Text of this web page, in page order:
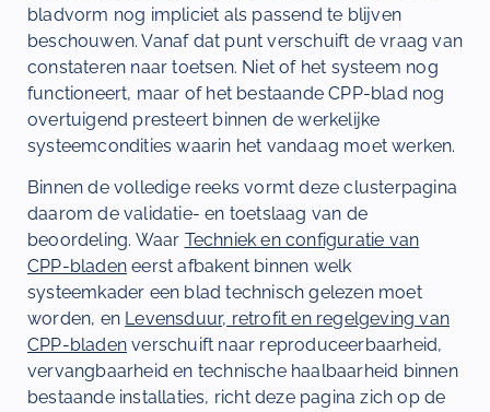
bladvorm nog impliciet als passend te blijven
beschouwen. Vanaf dat punt verschuift de vraag van
constateren naar toetsen. Niet of het systeem nog
functioneert, maar of het bestaande CPP-blad nog
overtuigend presteert binnen de werkelijke
systeemcondities waarin het vandaag moet werken.
Binnen de volledige reeks vormt deze clusterpagina
daarom de validatie- en toetslaag van de
beoordeling. Waar Techniek en configuratie van
CPP-bladen eerst afbakent binnen welk
systeemkader een blad technisch gelezen moet
worden, en Levensduur, retrofit en regelgeving van
CPP-bladen verschuift naar reproduceerbaarheid,
vervangbaarheid en technische haalbaarheid binnen
bestaande installaties, richt deze pagina zich op de